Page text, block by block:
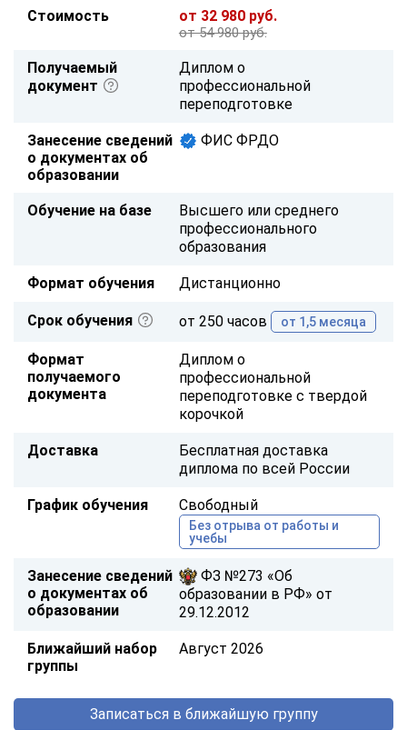
Стоимость от 32 980 руб.
от 54 980 руб.
Получаемый
документ
Диплом о
профессиональной
переподготовке
Занесение сведений
о документах об
образовании
ФИС ФРДО
Обучение на базе
Высшего или среднего
профессионального
образования
Формат обучения Дистанционно
Срок обучения от 250 часов от 1,5 месяца
Формат
получаемого
документа
Диплом о
профессиональной
переподготовке с твердой
корочкой
Доставка
Бесплатная доставка
диплома по всей России
График обучения Свободный
Без отрыва от работы и
учебы
Занесение сведений
о документах об
образовании
ФЗ №273 «Об
образовании в РФ» от
29.12.2012
Ближайший набор
группы
Август 2026
Записаться в ближайшую группу